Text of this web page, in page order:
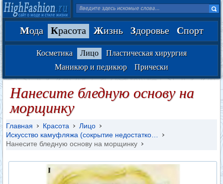
Мода Красота Жизнь Здоровье Спорт
Косметика Лицо
Пластическая хирургия
Маникюр и педикюр
Прически
Нанесите бледную основу на
морщинку
Главная Красота
Лицо
Искусство камуфляжа (сокрытие недостатко…
Нанесите бледную основу на морщинку